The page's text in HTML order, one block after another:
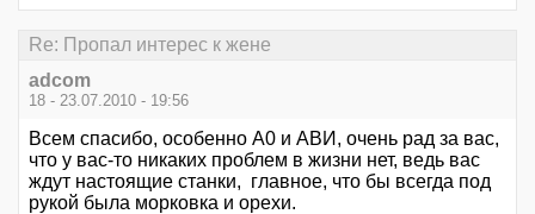
Re: Пропал интерес к жене
adcom
18 - 23.07.2010 - 19:56
Всем спасибо, особенно А0 и АВИ, очень рад за вас,
что у вас-то никаких проблем в жизни нет, ведь вас
ждут настоящие станки, главное, что бы всегда под
рукой была морковка и орехи.